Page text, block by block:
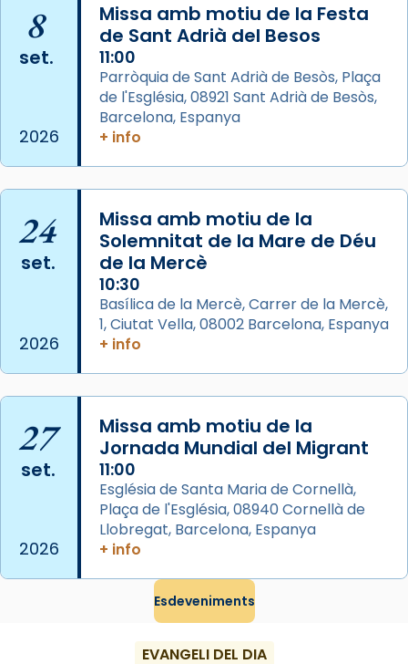
comitè organitzador de la visita apostòlica
del Sant Pare Lleó XIV a Barcelona, i als
col·laboradors, a la Catedral de Barcelona.
L’arquebisbe de Barcelona, el cardenal Joan
Josep Omella, ha presidit la missa i l’ha
concelebrat el bisbe auxiliar de Barcelona,
Mons. David Abadías.
📸 Dr. G. Simón
Photo
View on Facebook · Share
Arquebisbat de Barcelona
2 weeks ago
Memòria de les santes Juliana i
Semproniana, verges i màrtirs.
partir de l’Edat Mitjana sorgeix la tradició
que les santes Juliana (“relatiu a Júlia”) i
Semproniana (“relatiu a Semprònia =
eterna”) són deixebles seves. I l’any 1667, el
frare Joan Gaspar Roig, afirma en una obra
que les santes són filles de l’antiga Iluro.
les aconseguirà el 1772. L’ofici que es canta
a la “Missa de les Santes” (“Missa de
Manuel Blanch, amb aire d’òpera
8
set.
2026
Missa amb motiu de la Festa
de Sant Adrià del Besos
11:00
Parròquia de Sant Adrià de Besòs, Plaça
de l'Església, 08921 Sant Adrià de Besòs,
Barcelona, Espanya
+ info
24
set.
2026
Missa amb motiu de la
Solemnitat de la Mare de Déu
de la Mercè
10:30
Basílica de la Mercè, Carrer de la Mercè,
1, Ciutat Vella, 08002 Barcelona, Espanya
+ info
27
set.
2026
Missa amb motiu de la
Jornada Mundial del Migrant
11:00
Església de Santa Maria de Cornellà,
Plaça de l'Església, 08940 Cornellà de
Llobregat, Barcelona, Espanya
+ info
Esdeveniments
EVANGELI DEL DIA